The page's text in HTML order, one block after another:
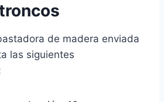
de madera enviada
las siguientes